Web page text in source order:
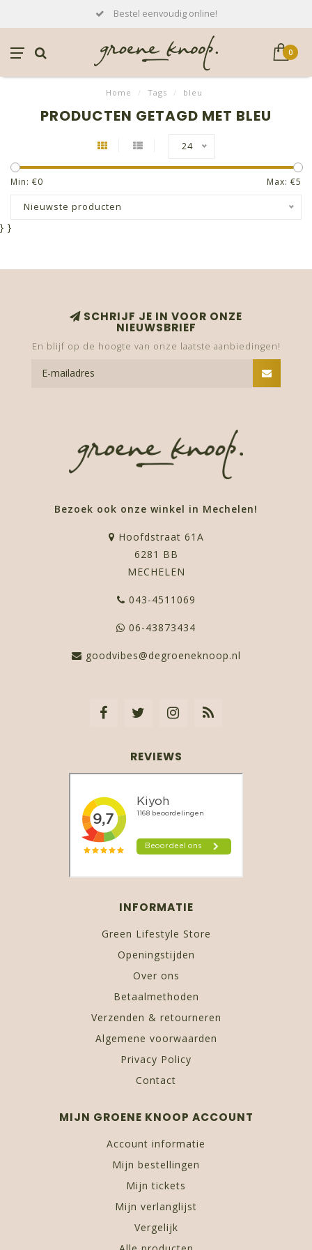
Bestel eenvoudig online!
0
Home / Tags / bleu
PRODUCTEN GETAGD MET BLEU
24
Min: €0 Max: €5
Nieuwste producten
} }
SCHRIJF JE IN VOOR ONZE
NIEUWSBRIEF
En blijf op de hoogte van onze laatste aanbiedingen!
Bezoek ook onze winkel in Mechelen!
Hoofdstraat 61A
6281 BB
MECHELEN
043-4511069
06-43873434
goodvibes@degroeneknoop.nl
REVIEWS
INFORMATIE
Green Lifestyle Store
Openingstijden
Over ons
Betaalmethoden
Verzenden & retourneren
Algemene voorwaarden
Privacy Policy
Contact
MIJN GROENE KNOOP ACCOUNT
Account informatie
Mijn bestellingen
Mijn tickets
Mijn verlanglijst
Vergelijk